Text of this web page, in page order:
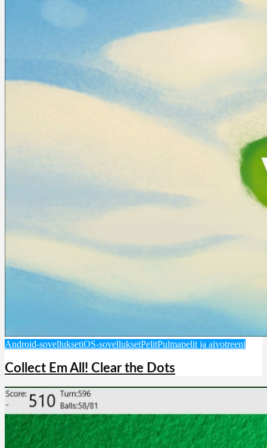
Android-sovelluksetiOS-sovelluksetPelitPulmapelit ja aivotreeni
Collect Em All! Clear the Dots